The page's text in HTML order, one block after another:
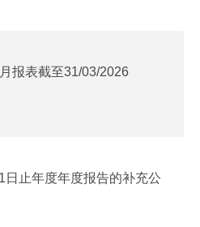
报表截至31/03/2026
日止年度年度报告的补充公